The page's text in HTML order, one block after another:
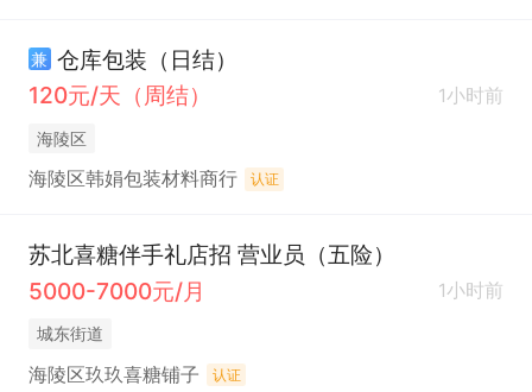
兼 仓库包装（日结）
120元/天（周结）
1小时前
海陵区
海陵区韩娟包装材料商行 认证
苏北喜糖伴手礼店招 营业员（五险）
5000-7000元/月
1小时前
城东街道
海陵区玖玖喜糖铺子 认证